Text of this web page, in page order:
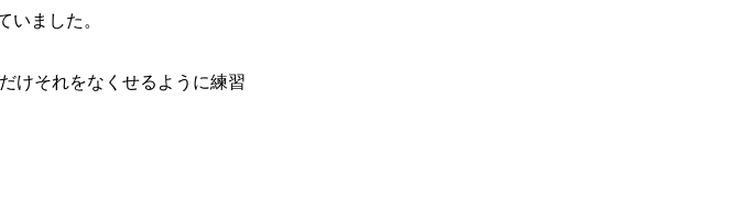
いました。
けそれをなくせるように練習